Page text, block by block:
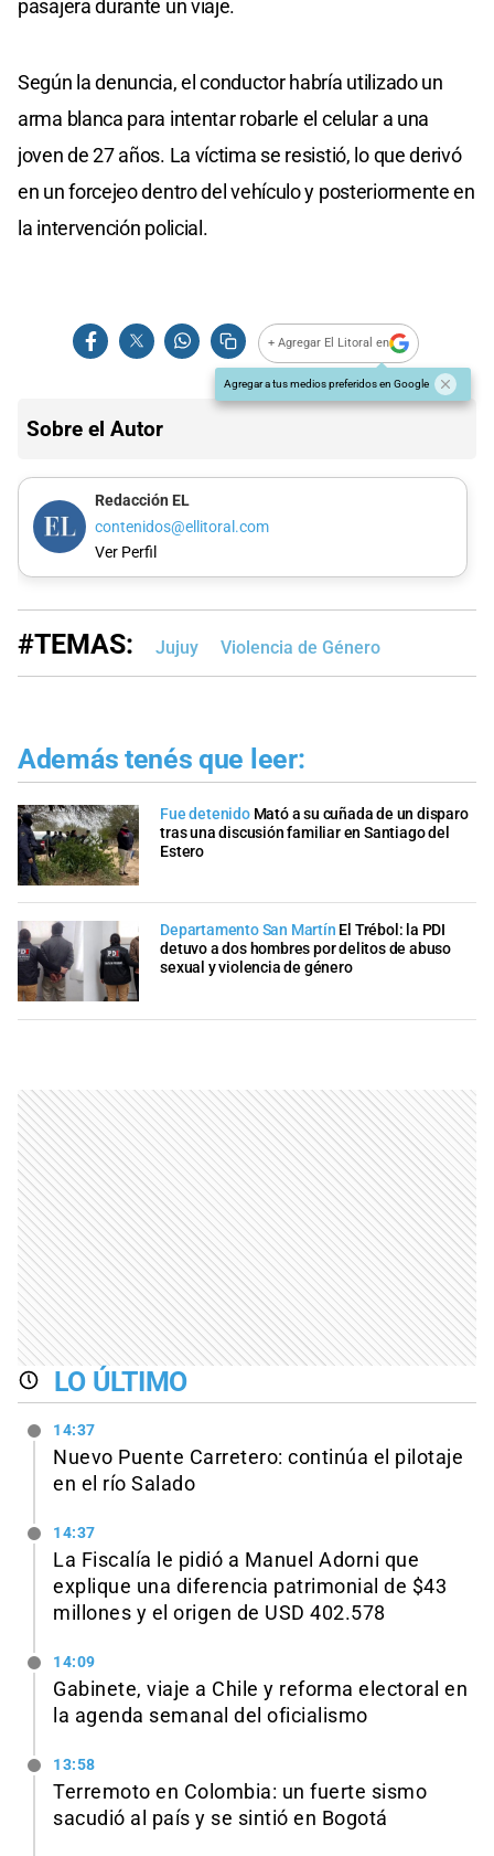
pasajera durante un viaje.
Según la denuncia, el conductor habría utilizado un
arma blanca para intentar robarle el celular a una
joven de 27 años. La víctima se resistió, lo que derivó
en un forcejeo dentro del vehículo y posteriormente en
la intervención policial.
+ Agregar El Litoral en
Agregar a tus medios preferidos en Google
Sobre el Autor
Redacción EL
contenidos@ellitoral.com
Ver Perfil
#TEMAS: Jujuy Violencia de Género
Además tenés que leer:
Fue detenido Mató a su cuñada de un disparo
tras una discusión familiar en Santiago del
Estero
Departamento San Martín El Trébol: la PDI
detuvo a dos hombres por delitos de abuso
sexual y violencia de género
LO ÚLTIMO
14:37
Nuevo Puente Carretero: continúa el pilotaje
en el río Salado
14:37
La Fiscalía le pidió a Manuel Adorni que
explique una diferencia patrimonial de $43
millones y el origen de USD 402.578
14:09
Gabinete, viaje a Chile y reforma electoral en
la agenda semanal del oficialismo
13:58
Terremoto en Colombia: un fuerte sismo
sacudió al país y se sintió en Bogotá